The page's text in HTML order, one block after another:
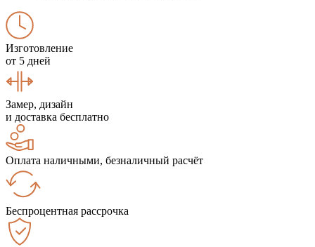
Изготовление
от 5 дней
Замер, дизайн
и доставка бесплатно
Оплата наличными, безналичный расчёт
Беспроцентная рассрочка